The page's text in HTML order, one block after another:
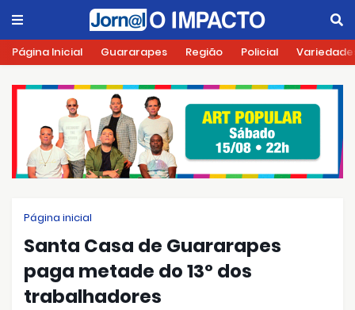
Página Inicial Guararapes Região Policial
Página inicial
Santa Casa de Guararapes
paga metade do 13º dos
trabalhadores